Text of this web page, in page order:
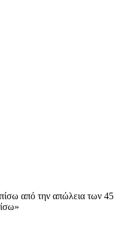
από την απώλεια των 45